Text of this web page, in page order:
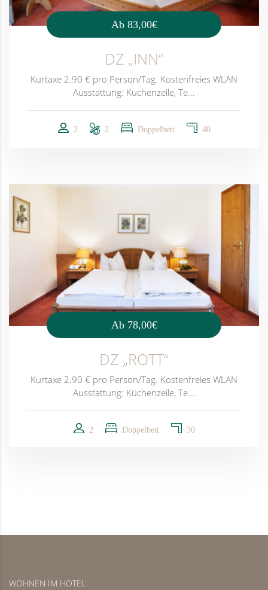
Ab83,00€
DZ „INN“
Kurtaxe 2.90 € pro Person/Tag. Kostenfreies WLAN
Ausstattung: Küchenzeile, Te...
2 2 Doppelbett 40
Ab78,00€
DZ „ROTT“
Kurtaxe 2.90 € pro Person/Tag. Kostenfreies WLAN
Ausstattung: Küchenzeile, Te...
2 Doppelbett 30
WOHNEN IM HOTEL